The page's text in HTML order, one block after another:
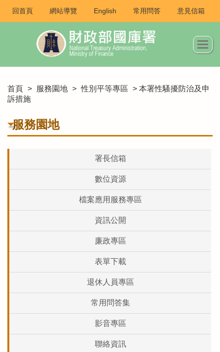
回首頁 網站導覽 English 常用問答 意見信箱
首頁 > 服務園地 > 性別平等專區 > 本署性騷擾防治及申
訴措施
服務園地
署長信箱
數位資源
檔案應用服務專區
資訊公開
廉政專區
表單下載
退休人員專區
常用問答集
影音專區
聯絡資訊